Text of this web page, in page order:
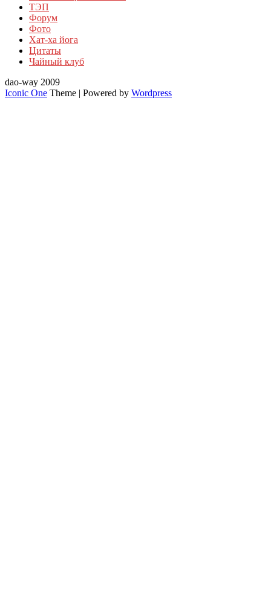
ТЭП
Форум
Фото
Хат-ха йога
Цитаты
Чайный клуб
dao-way 2009
Iconic One Theme | Powered by Wordpress